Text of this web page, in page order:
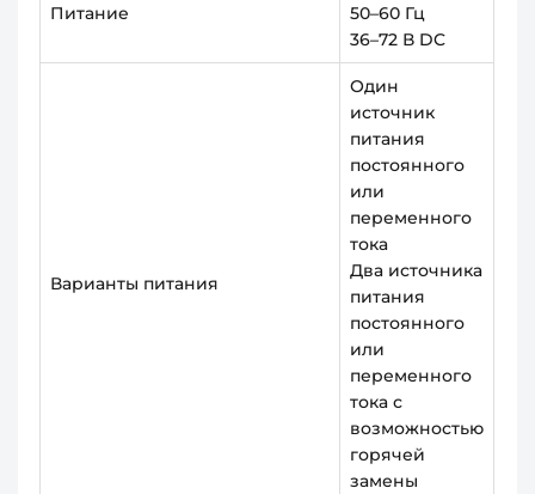
Питание
50–60 Гц
36–72 В DC
Варианты питания
Один
источник
питания
постоянного
или
переменного
тока
Два источника
питания
постоянного
или
переменного
тока с
возможностью
горячей
замены